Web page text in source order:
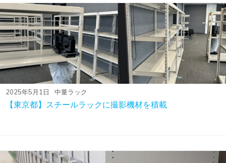
2025年5月1日 中量ラック
【東京都】スチールラックに撮影機材を積載